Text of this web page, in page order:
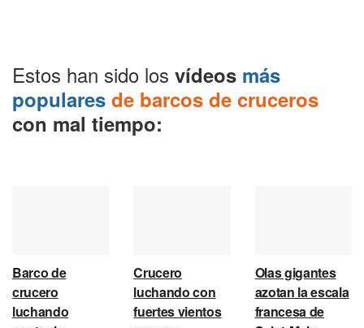
Estos han sido los vídeos más
populares de barcos de cruceros
con mal tiempo:
Barco de
crucero
luchando
Crucero
luchando con
fuertes vientos
Olas gigantes
azotan la escala
francesa de